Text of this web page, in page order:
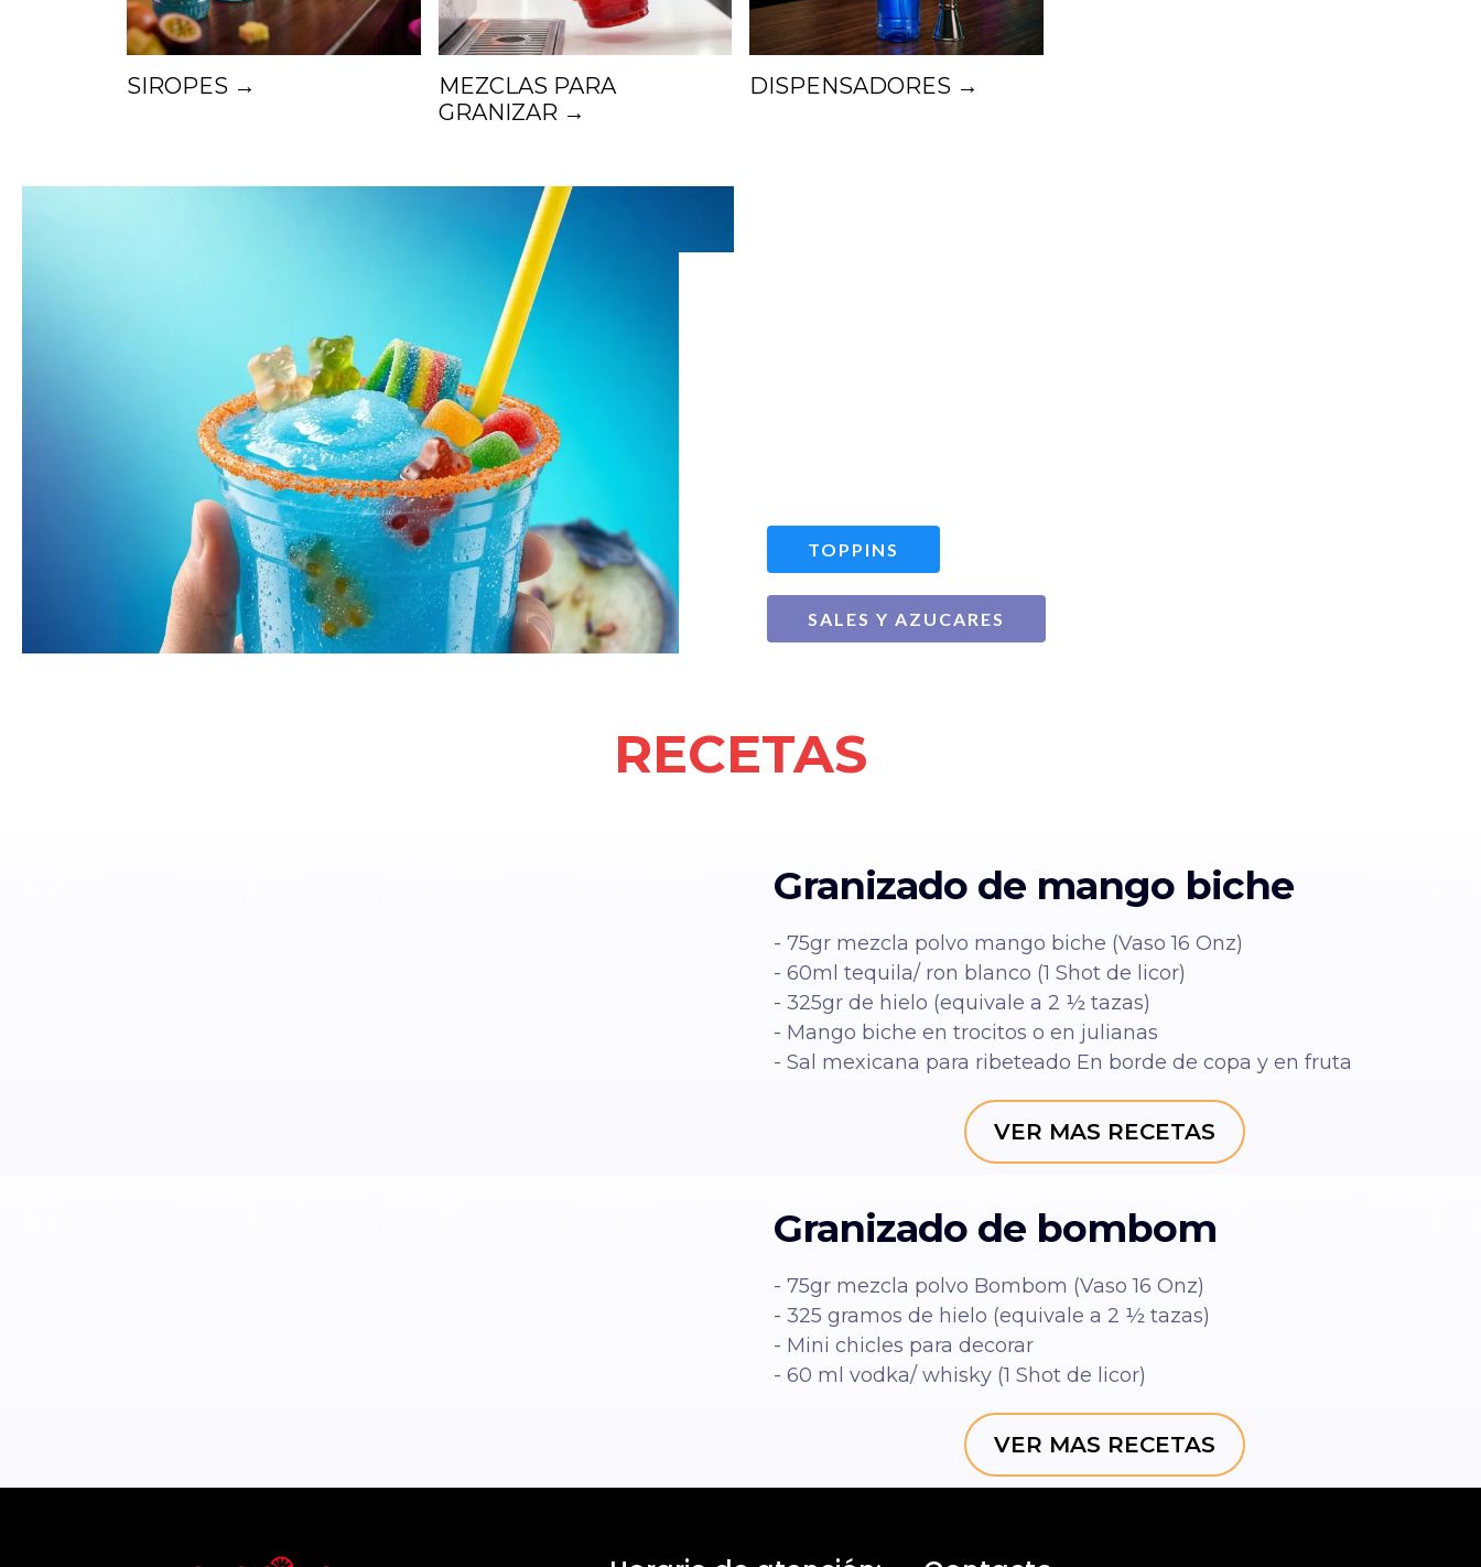
SIROPES →
MEZCLAS PARA
GRANIZAR →
DISPENSADORES →
TOPPINS
SALES Y AZUCARES
RECETAS
Granizado de mango biche
- 75gr mezcla polvo mango biche (Vaso 16 Onz)
- 60ml tequila/ ron blanco (1 Shot de licor)
- 325gr de hielo (equivale a 2 ½ tazas)
- Mango biche en trocitos o en julianas
- Sal mexicana para ribeteado En borde de copa y en fruta
VER MAS RECETAS
Granizado de bombom
- 75gr mezcla polvo Bombom (Vaso 16 Onz)
- 325 gramos de hielo (equivale a 2 ½ tazas)
- Mini chicles para decorar
- 60 ml vodka/ whisky (1 Shot de licor)
VER MAS RECETAS